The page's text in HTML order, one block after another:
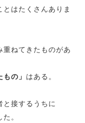
はたくさんありま
重ねてきたものがあ
もの」 はある。
と接するうちに
。